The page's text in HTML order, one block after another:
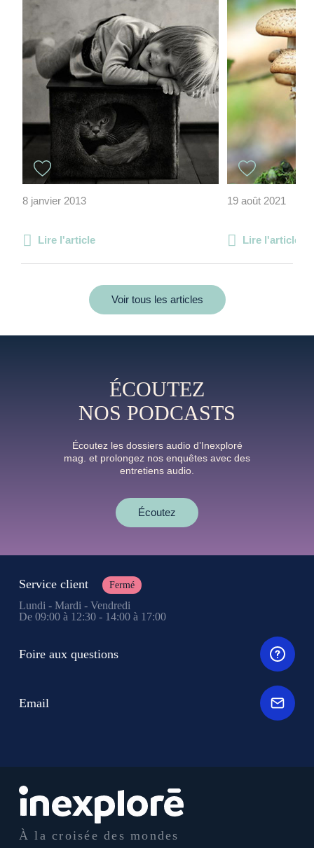
8 janvier 2013
Lire l'article
19 août 2021
Lire l'article
Voir tous les articles
ÉCOUTEZ
NOS PODCASTS
Écoutez les dossiers audio d’Inexploré
mag. et prolongez nos enquêtes avec des
entretiens audio.
Écoutez
À la croisée des mondes
Service client Fermé
Lundi - Mardi - Vendredi
De 09:00 à 12:30 - 14:00 à 17:00
Foire aux questions
Email